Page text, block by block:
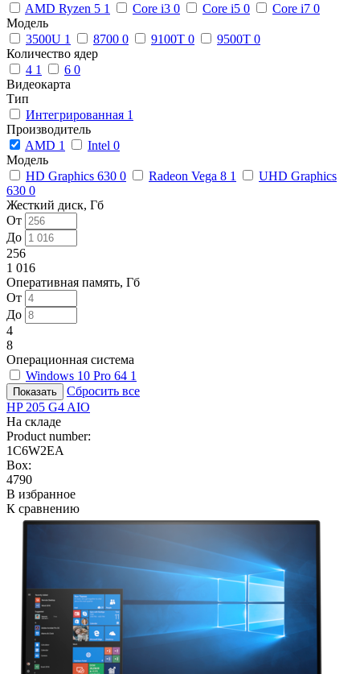
AMD Ryzen 5 1 Core i3 0 Core i5 0 Core i7 0
Модель
3500U 1 8700 0 9100T 0 9500T 0
Количество ядер
4 1 6 0
Видеокарта
Тип
Интегрированная 1
Производитель
AMD 1 Intel 0
Модель
HD Graphics 630 0 Radeon Vega 8 1
UHD Graphics
630 0
Жесткий диск, Гб
От
До
256
1 016
Оперативная память, Гб
От
До
4
8
Операционная система
Windows 10 Pro 64 1
Сбросить все
HP 205 G4 AIO
На складе
Product number:
1C6W2EA
Box:
4790
В избранное
К сравнению